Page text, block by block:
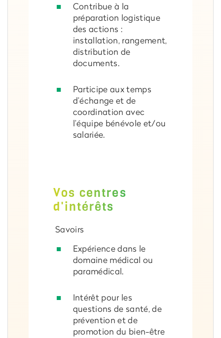
Contribue à la
préparation logistique
des actions :
installation, rangement,
distribution de
documents.
Participe aux temps
d’échange et de
coordination avec
l’équipe bénévole et/ou
salariée.
Vos centres
d'intérêts
Savoirs
Expérience dans le
domaine médical ou
paramédical.
Intérêt pour les
questions de santé, de
prévention et de
promotion du bien-être